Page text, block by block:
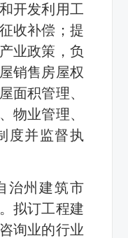
开发利用工
收补偿；提
业政策，负
销售房屋权
面积管理、
物业管理、
度并监督执
治州建筑市
拟订工程建
询业的行业